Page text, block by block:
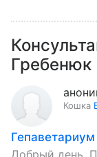
Гребенюк
Кошка
Гепаветариум
Добрый день.